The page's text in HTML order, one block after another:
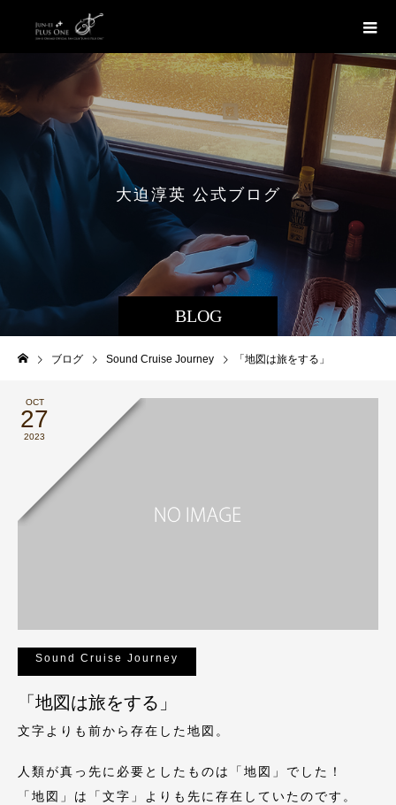
BLOG
大迫淳英 公式ブ ロ グ
ブログ Sound Cruise Journey 「地図は旅をする」
OCT
27
2023
Sound Cruise Journey
「地図は旅をする」
文字よりも前から存在した地図。
人類が真っ先に必要としたものは「地図」でした！
「地図」は「文字」よりも先に存在していたのです。